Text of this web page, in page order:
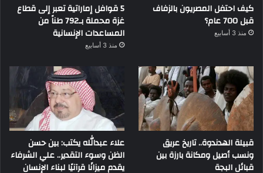
كيف احتفل المصريون بالزفاف
قبل 700 عام؟
منذ 3 أسابيع
5 قوافل إماراتية تعبر إلى قطاع
غزة محملة بـ792 طناً من
المساعدات الإنسانية
منذ 3 أسابيع
قبيلة الهدندوة.. تاريخ عريق
ونسب أصيل ومكانة بارزة بين
قبائل البجة
علاء عبدالله يكتب: بين حسن
الظن وسوء التقدير.. علي الشرفاء
يقدم ميزانًا قرآنيًا لبناء الإنسان